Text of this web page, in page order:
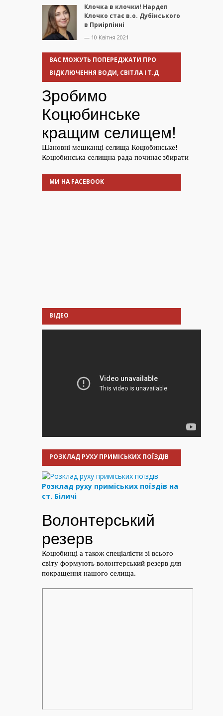
Клочка в клочки! Нардеп
Клочко стає в.о. Дубінського
в Приірпінні
— 10 Квітня 2021
ВАС МОЖУТЬ ПОПЕРЕДЖАТИ ПРО
ВІДКЛЮЧЕННЯ ВОДИ, СВІТЛА І Т.Д
МИ НА FACEBOOK
ВІДЕО
РОЗКЛАД РУХУ ПРИМІСЬКИХ ПОЇЗДІВ
Розклад руху приміських поїздів на
ст. Біличі